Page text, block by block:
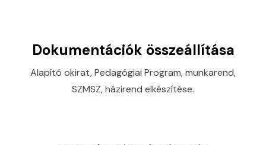
Dokumentációk összeállítása
Alapító okirat, Pedagógiai Program, munkarend,
SZMSZ, házirend elkészítése.